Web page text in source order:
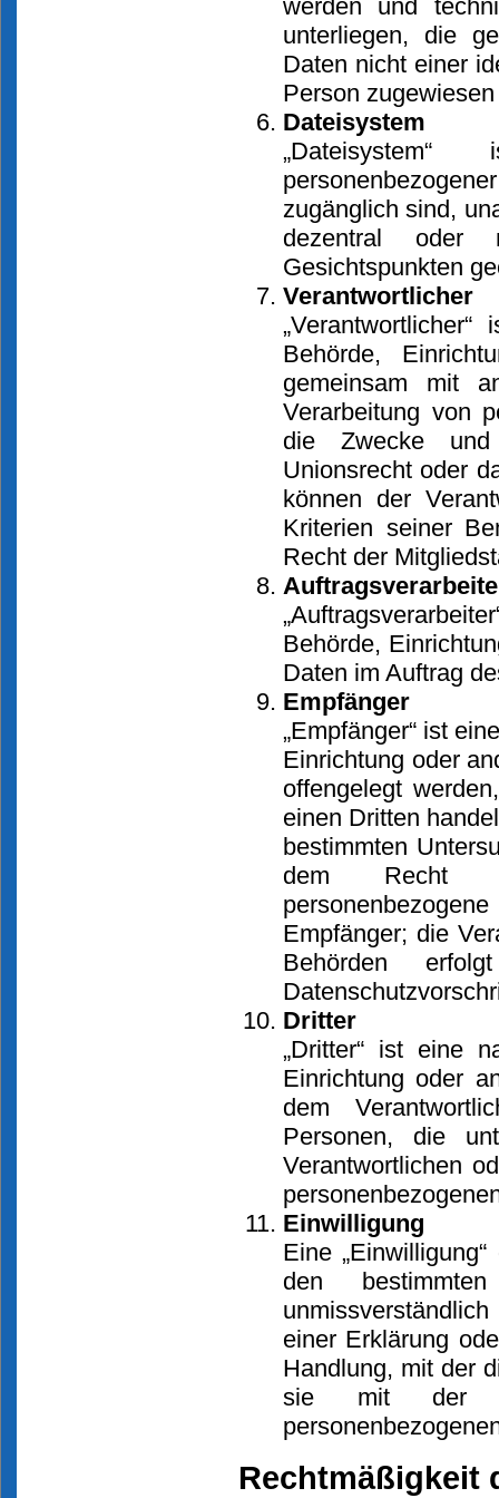
werden und
unterliegen, die
Daten nicht einer
Person
Dateisystem
zugänglich sind,
dezentral oder
Gesichtspunkten
Verantwortlicher
Behörde,
gemeinsam mit
Verarbeitung von
die Zwecke
Unionsrecht oder
können der
Kriterien seiner
Recht der
Behörde,
Daten im Auftrag
Empfänger
„Empfänger“ ist
Einrichtung oder
offengelegt
einen Dritten
bestimmten
dem Recht
Empfänger; die
Behörden
Dritter
„Dritter“ ist eine
Einrichtung oder
dem
Personen, die
Verantwortlichen
Einwilligung
Eine
den
einer Erklärung
Handlung, mit der
sie mit der
Rechtmäßigkeit